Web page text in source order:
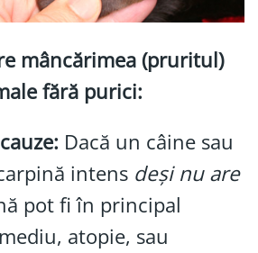
mâncărimea (pruritul)
fără purici:
Dacă un câine sau
intens deși nu are
pot fi în principal
atopie, sau